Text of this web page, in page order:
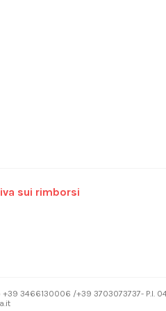
sui rimborsi
+39 3466130006 /+39 3703073737- P.I.